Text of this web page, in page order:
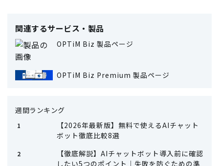
関連するサービス・製品
OPTiM Biz 製品ページ
OPTiM Biz Premium 製品ページ
週間ランキング
【2026年最新版】無料で使えるAIチャット
ボット徹底比較8選
【徹底解説】AIチャットボット導入前に確認
したい5つのポイント｜失敗を防ぐための準